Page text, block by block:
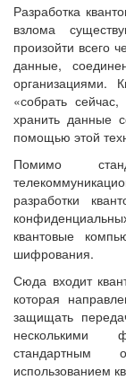
Разработка
взлома
произойти всего
данные,
организациями.
«собрать
хранить данные
помощью этой
Помимо
разработки
квантовые
шифрования.
Сюда входит
которая
защищать
несколькими
стандартным
использованием